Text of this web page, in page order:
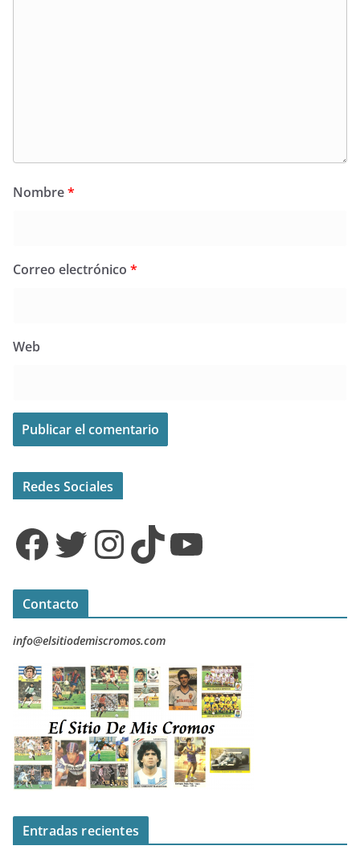
Nombre*
Correo electrónico *
Web
Redes Sociales
Facebook Twitter InstagramTikTok YouTube
Contacto
info@elsitiodemiscromos.com
Entradas recientes